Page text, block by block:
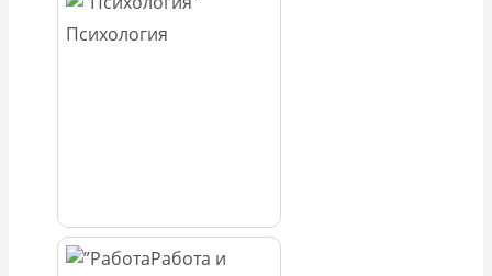
Психология
Работа и